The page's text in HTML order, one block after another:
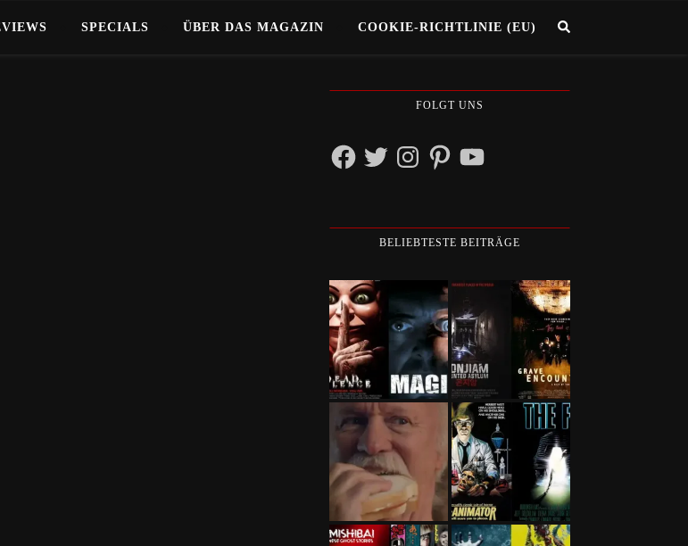
SPECIALS ÜBER DAS MAGAZIN COOKIE-RICHTLINIE (EU)
FOLGT UNS
FacebookTwitterInstagramPinterestYouTube
BELIEBTESTE BEITRÄGE